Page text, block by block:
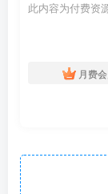
此内容为付费资
月费